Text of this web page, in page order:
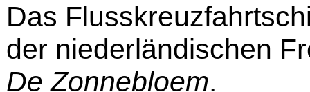
Das
der niederländischen
De Zonnebloem.